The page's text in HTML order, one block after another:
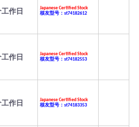
作日
Japanese Certified Stock
核友型号：st74182612
作日
Japanese Certified Stock
核友型号：st74182553
作日
Japanese Certified Stock
核友型号：st74183353